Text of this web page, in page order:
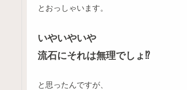
とおっしゃいます。
いやいやいや
流石にそれは無理でしょ⁉
と思ったんですが、